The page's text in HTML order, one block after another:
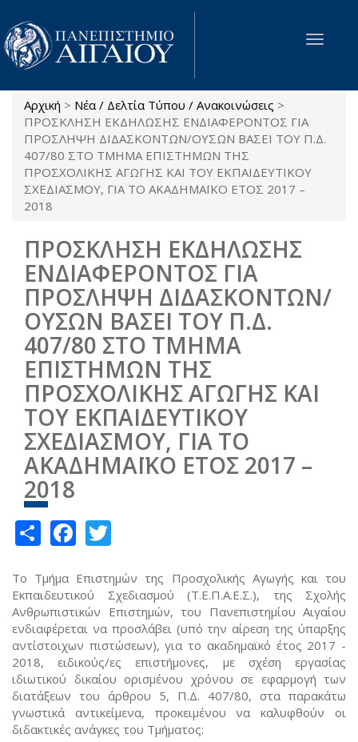
Παράκαμψη προς το κυρίως περιεχόμενο
Toggle
Είστε εδώ
Αρχική > Νέα / Δελτία Τύπου / Ανακοινώσεις >
ΠΡΟΣΚΛΗΣΗ ΕΚΔΗΛΩΣΗΣ ΕΝΔΙΑΦΕΡΟΝΤΟΣ ΓΙΑ
ΠΡΟΣΛΗΨΗ ΔΙΔΑΣΚΟΝΤΩΝ/ΟΥΣΩΝ ΒΑΣΕΙ ΤΟΥ Π.Δ.
407/80 ΣΤΟ ΤΜΗΜΑ ΕΠΙΣΤΗΜΩΝ ΤΗΣ
ΠΡΟΣΧΟΛΙΚΗΣ ΑΓΩΓΗΣ ΚΑΙ ΤΟΥ ΕΚΠΑΙΔΕΥΤΙΚΟΥ
ΣΧΕΔΙΑΣΜΟΥ, ΓΙΑ ΤΟ ΑΚΑΔΗΜΑΪΚΟ ΕΤΟΣ 2017 –
2018
ΠΡΟΣΚΛΗΣΗ ΕΚΔΗΛΩΣΗΣ
ΕΝΔΙΑΦΕΡΟΝΤΟΣ ΓΙΑ
ΠΡΟΣΛΗΨΗ ΔΙΔΑΣΚΟΝΤΩΝ/
ΟΥΣΩΝ ΒΑΣΕΙ ΤΟΥ Π.Δ.
407/80 ΣΤΟ ΤΜΗΜΑ
ΕΠΙΣΤΗΜΩΝ ΤΗΣ
ΠΡΟΣΧΟΛΙΚΗΣ ΑΓΩΓΗΣ ΚΑΙ
ΤΟΥ ΕΚΠΑΙΔΕΥΤΙΚΟΥ
ΣΧΕΔΙΑΣΜΟΥ, ΓΙΑ ΤΟ
ΑΚΑΔΗΜΑΪΚΟ ΕΤΟΣ 2017 –
2018
ShareFacebook
Το Τμήμα Επιστημών της Προσχολικής Αγωγής και του
Εκπαιδευτικού Σχεδιασμού (Τ.Ε.Π.Α.Ε.Σ.), της Σχολής
Ανθρωπιστικών Επιστημών, του Πανεπιστημίου Αιγαίου
ενδιαφέρεται να προσλάβει (υπό την αίρεση της ύπαρξης
αντίστοιχων πιστώσεων), για το ακαδημαϊκό έτος 2017 -
2018, ειδικούς/ες επιστήμονες, με σχέση εργασίας
ιδιωτικού δικαίου ορισμένου χρόνου σε εφαρμογή των
διατάξεων του άρθρου 5, Π.Δ. 407/80, στα παρακάτω
γνωστικά αντικείμενα, προκειμένου να καλυφθούν οι
διδακτικές ανάγκες του Τμήματος: